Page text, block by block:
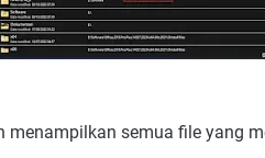
menampilkan semua file yang